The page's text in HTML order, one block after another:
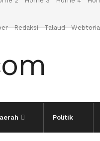
Redaksi Talaud
Politik